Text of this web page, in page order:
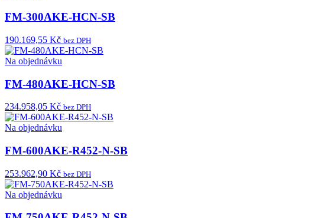
FM-300AKE-HCN-SB
190.169,55 Kč bez DPH
Na objednávku
FM-480AKE-HCN-SB
234.958,05 Kč bez DPH
Na objednávku
FM-600AKE-R452-N-SB
253.962,90 Kč bez DPH
Na objednávku